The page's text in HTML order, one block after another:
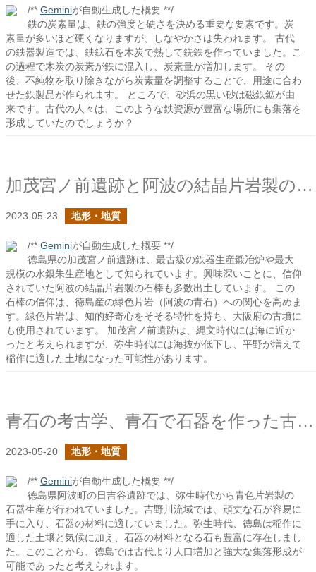
/** Geminiが自動生成した概要 **/
鉄の炭素量は、鉄の強度と硬さを決める重要な要素です。炭
素量が多いほど硬くなりますが、しなやかさは失われます。 古代
の鉄器製造では、鉄鉱石を木炭で熱して銑鉄を作っていました。こ
の過程で木炭の炭素が鉄に混入し、炭素量が増加します。 その
後、不純物を取り除きながら炭素量を調整することで、用途に合わ
せた鉄製品が作られます。 ところで、砂浜の黒い砂は磁鉄鉱が由
来です。古代の人々は、このような鉄資源が豊富な場所にも集落を
形成していたのでしょうか？
加茂宮ノ前遺跡と阿波の結晶片岩製の石棒
2023-05-23 地形・地質
/** Geminiが自動生成した概要 **/
徳島県の加茂宮ノ前遺跡は、最古級の鉄器生産鍛冶炉や最大
規模の水銀朱生産地として知られています。興味深いことに、信仰
されていた阿波の結晶片岩製の石棒も多数出土しています。 この
石棒の信仰は、徳島産の緑色片岩（阿波の青石）への関心を高めま
す。緑色片岩は、知的好奇心をそそる特性を持ち、大阪府の古墳に
も使用されています。 加茂宮ノ前遺跡は、縄文時代には海に近か
ったと考えられますが、弥生時代には海抜が低下し、平野が増えて
稲作に適した土地になった可能性があります。
青石の考古学、青石で石器を作った古代人
2023-05-20 地形・地質
/** Geminiが自動生成した概要 **/
徳島県阿波町の日吉谷遺跡では、弥生時代から青色片岩製の
石器生産が行われていました。吉野川流域では、頑丈な石が容易に
手に入り、石器の材料に適していました。弥生時代、徳島は稲作に
適した土壌と気候に加え、石器の材料となる石も豊富に存在しまし
た。このことから、徳島では古代より人口増加と強大な集落形成が
可能であったと考えられます。